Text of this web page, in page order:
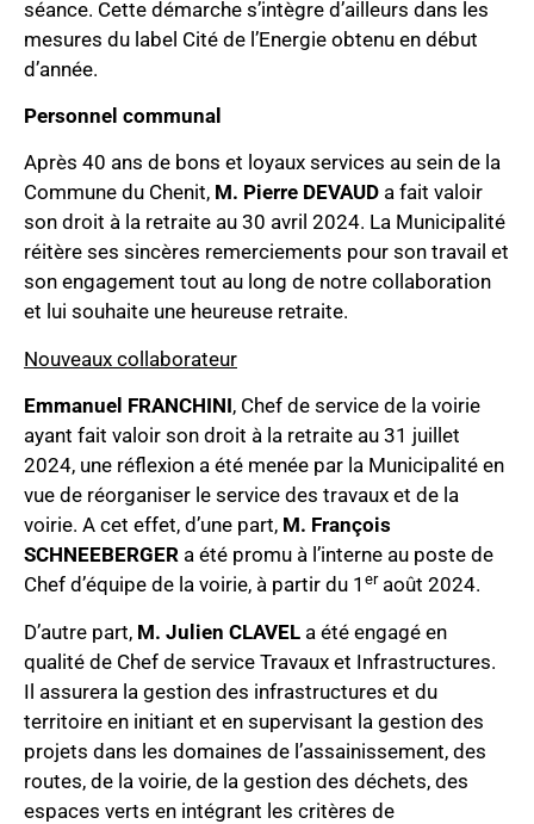
séance. Cette démarche s’intègre d’ailleurs dans les
mesures du label Cité de l’Energie obtenu en début
d’année.
Personnel communal
Après 40 ans de bons et loyaux services au sein de la
Commune du Chenit, M. Pierre DEVAUD a fait valoir
son droit à la retraite au 30 avril 2024. La Municipalité
réitère ses sincères remerciements pour son travail et
son engagement tout au long de notre collaboration
et lui souhaite une heureuse retraite.
Nouveaux collaborateur
Emmanuel FRANCHINI, Chef de service de la voirie
ayant fait valoir son droit à la retraite au 31 juillet
2024, une réflexion a été menée par la Municipalité en
vue de réorganiser le service des travaux et de la
voirie. A cet effet, d’une part, M. François
SCHNEEBERGER a été promu à l’interne au poste de
Chef d’équipe de la voirie, à partir du 1 eraoût 2024.
D’autre part, M. Julien CLAVEL a été engagé en
qualité de Chef de service Travaux et Infrastructures.
Il assurera la gestion des infrastructures et du
territoire en initiant et en supervisant la gestion des
projets dans les domaines de l’assainissement, des
routes, de la voirie, de la gestion des déchets, des
espaces verts en intégrant les critères de